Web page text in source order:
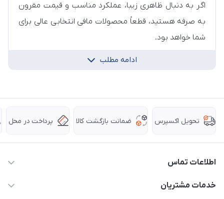
اگر به دنبال ظاهری زیبا، عملکرد مناسب و قیمت مقرون‌
به‌ صرفه هستید، قطعاً محصولات مافی انتخابی عالی برای
شما خواهد بود.
ادامه مطلب
تحویل اکسپرس ضمانت بازگشت کالا پرداخت در محل
اطلاعات تماس
63 0000 43 - 021
خدمات مشتریان